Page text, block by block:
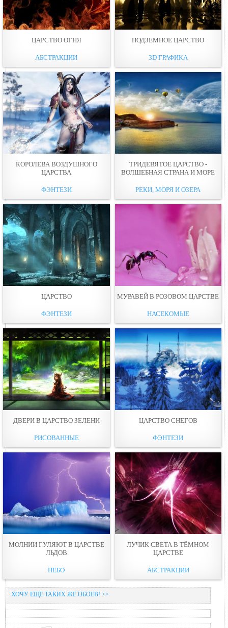
ЦАРСТВО ОГНЯ
АБСТРАКЦИИ
ПОДЗЕМНОЕ ЦАРСТВО
3D ГРАФИКА
КОРОЛЕВА ВОЗДУШНОГО
ЦАРСТВА
ФЭНТЕЗИ
ТРИДЕВЯТОЕ ЦАРСТВО -
ВОЛШЕБНАЯ СТРАНА И МОРЕ
РЕКИ, МОРЯ И ОЗЕРА
ЦАРСТВО
ФЭНТЕЗИ
МУРАВЕЙ В РОЗОВОМ ЦАРСТВЕ
НАСЕКОМЫЕ
ДВЕРИ В ЦАРСТВО ЗЕЛЕНИ
РИСОВАННЫЕ
ЦАРСТВО СНЕГОВ
ФЭНТЕЗИ
МОЛНИИ ГУЛЯЮТ В ЦАРСТВЕ
ЛЬДОВ
НЕБО
ЛУЧИК СВЕТА В ТЁМНОМ
ЦАРСТВЕ
АБСТРАКЦИИ
ХОЧУ ЕЩЕ ТАКИХ ЖЕ ОБОЕВ! >>